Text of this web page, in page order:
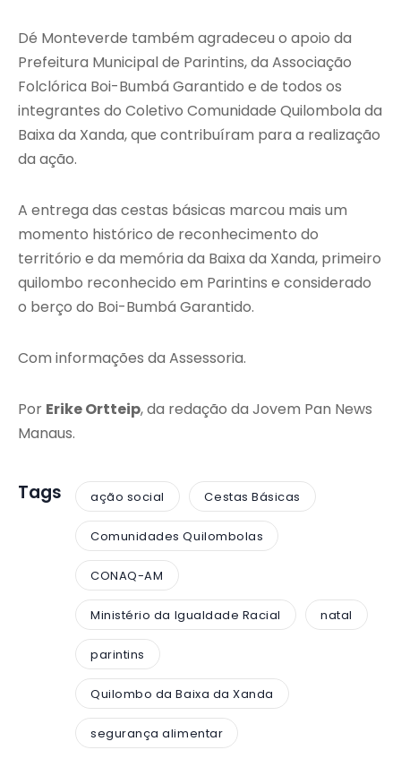
Dé Monteverde também agradeceu o apoio da
Prefeitura Municipal de Parintins, da Associação
Folclórica Boi-Bumbá Garantido e de todos os
integrantes do Coletivo Comunidade Quilombola da
Baixa da Xanda, que contribuíram para a realização
da ação.
A entrega das cestas básicas marcou mais um
momento histórico de reconhecimento do
território e da memória da Baixa da Xanda, primeiro
quilombo reconhecido em Parintins e considerado
o berço do Boi-Bumbá Garantido.
Com informações da Assessoria.
Por Erike Ortteip, da redação da Jovem Pan News
Manaus.
Tags ação social Cestas Básicas
Comunidades Quilombolas
CONAQ-AM
Ministério da Igualdade Racial natal
parintins
Quilombo da Baixa da Xanda
segurança alimentar